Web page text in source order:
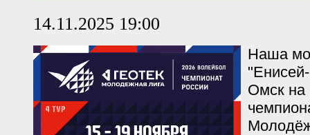
14.11.2025 19:00
Наша
Омск на